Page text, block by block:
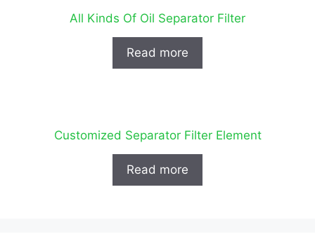
All Kinds Of Oil Separator Filter
Read more
Customized Separator Filter Element
Read more